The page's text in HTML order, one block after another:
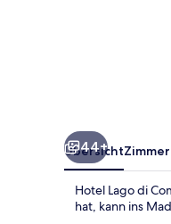
44+
ÜbersichtZimmer
Hotel Lago di
hat, kann ins